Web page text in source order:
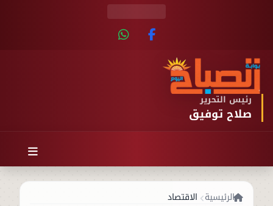
رئيس التحرير
صلاح توفيق
الرئيسية الاقتصاد